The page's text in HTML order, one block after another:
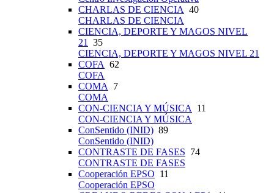
CHARLAS DE CIENCIA 40
CHARLAS DE CIENCIA
CIENCIA, DEPORTE Y MAGOS NIVEL
21 35
CIENCIA, DEPORTE Y MAGOS NIVEL 21
COFA 62
COFA
COMA 7
COMA
CON-CIENCIA Y MÚSICA 11
CON-CIENCIA Y MÚSICA
ConSentido (INID) 89
ConSentido (INID)
CONTRASTE DE FASES 74
CONTRASTE DE FASES
Cooperación EPSO 11
Cooperación EPSO